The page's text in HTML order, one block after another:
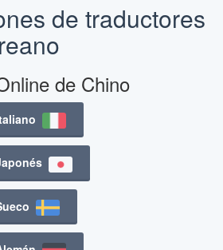
de traductores
de Chino